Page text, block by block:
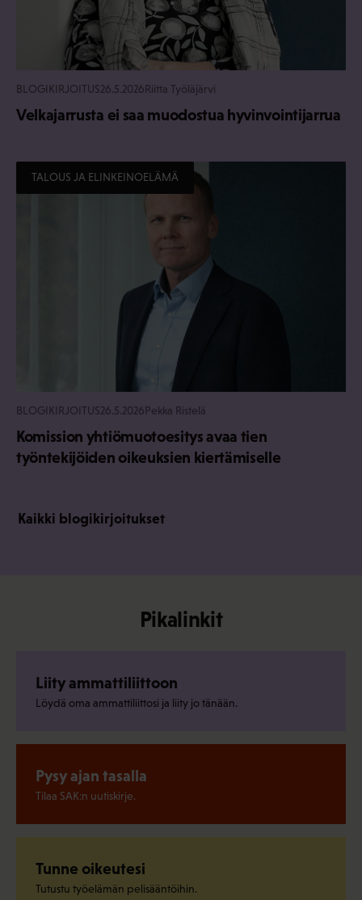
BLOGIKIRJOITUS26.5.2026Riitta Työläjärvi
Velkajarrusta ei saa muodostua hyvinvointijarrua
TALOUS JA ELINKEINOELÄMÄ
BLOGIKIRJOITUS26.5.2026Pekka Ristelä
Komission yhtiömuotoesitys avaa tien
työntekijöiden oikeuksien kiertämiselle
Kaikki blogikirjoitukset
Pikalinkit
Liity ammattiliittoon
Löydä oma ammattiliittosi ja liity jo tänään.
Pysy ajan tasalla
Tilaa SAK:n uutiskirje.
Tunne oikeutesi
Tutustu työelämän pelisääntöihin.